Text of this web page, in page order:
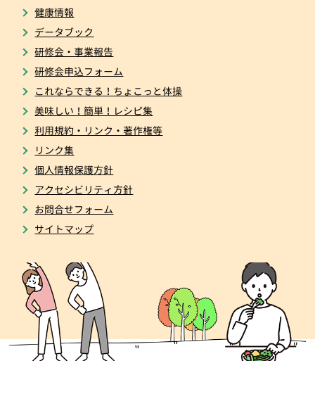
健康情報
データブック
研修会・事業報告
研修会申込フォーム
これならできる！ちょこっと体操
美味しい！簡単！レシピ集
利用規約・リンク・著作権等
リンク集
個人情報保護方針
アクセシビリティ方針
お問合せフォーム
サイトマップ